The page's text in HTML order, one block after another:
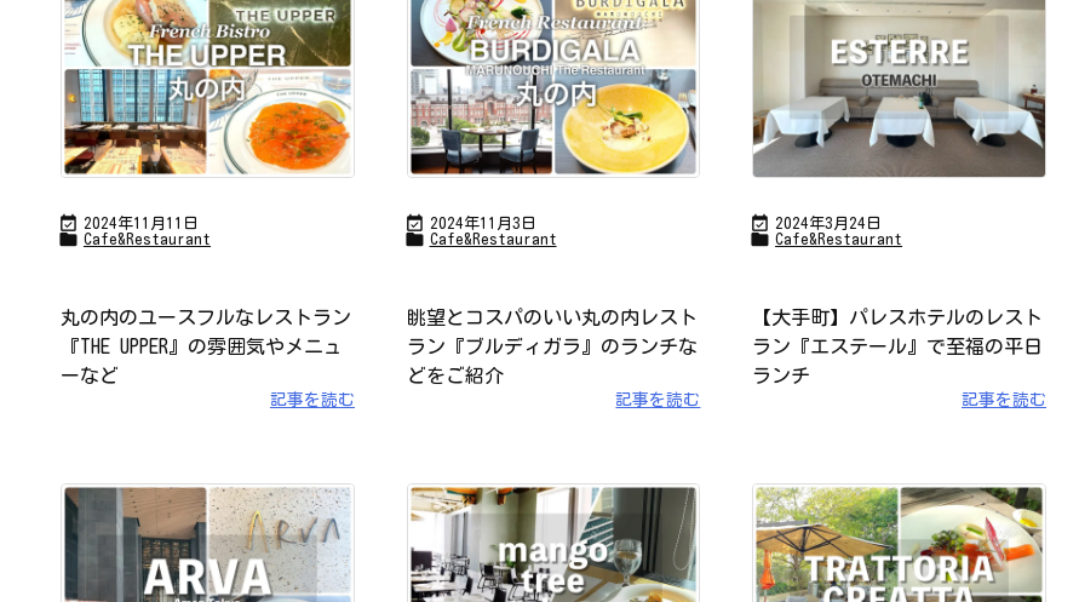
 2024年11月11日
 Cafe&Restaurant
丸の内のユースフルなレストラン
『THE UPPER』の雰囲気やメニュ
ーなど
記事を読む
 2024年11月3日
 Cafe&Restaurant
眺望とコスパのいい丸の内レスト
ラン『ブルディガラ』のランチな
どをご紹介
記事を読む
 2024年3月24日
 Cafe&Restaurant
【大手町】パレスホテルのレスト
ラン『エステール』で至福の平日
ランチ
記事を読む